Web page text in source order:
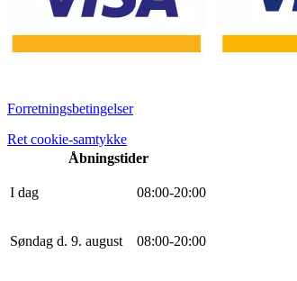
Forretningsbetingelser
Ret cookie-samtykke
Åbningstider
I dag 08:00-20:00
Søndag d. 9. august 08:00-20:00